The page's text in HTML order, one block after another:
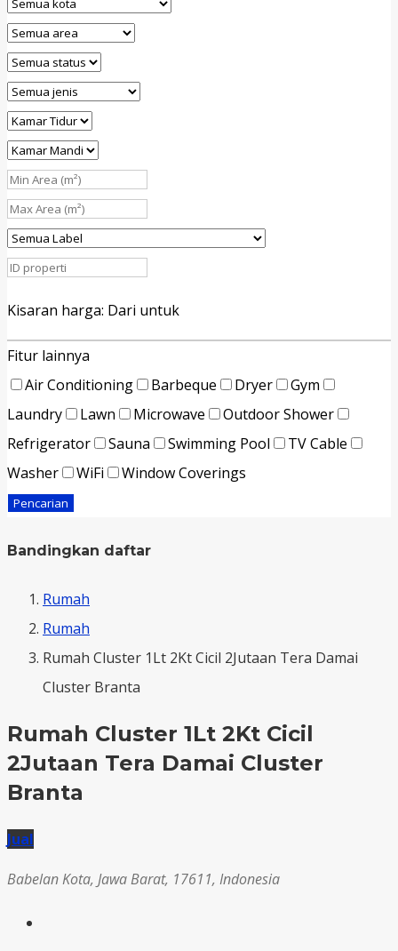
Kisaran harga: Dari untuk
Fitur lainnya
Air Conditioning
Barbeque Dryer
Gym
Laundry
Lawn Microwave
Outdoor Shower
Refrigerator
Sauna Swimming Pool
TV Cable
Washer
WiFi Window Coverings
Pencarian
Bandingkan daftar
Rumah
Rumah
Rumah Cluster 1Lt 2Kt Cicil 2Jutaan Tera Damai
Cluster Branta
Rumah Cluster 1Lt 2Kt Cicil
2Jutaan Tera Damai Cluster
Branta
Jual
Babelan Kota, Jawa Barat, 17611, Indonesia